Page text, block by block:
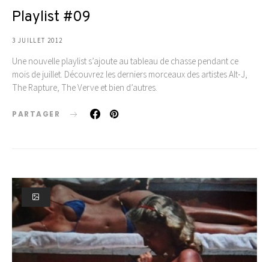
Playlist #09
3 JUILLET 2012
Une nouvelle playlist s’ajoute au tableau de chasse pendant ce
mois de juillet. Découvrez les derniers morceaux des artistes Alt-J,
The Rapture, The Verve et bien d’autres.
PARTAGER